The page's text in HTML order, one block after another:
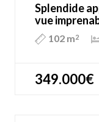
Splendide
vue
102 m2
349.000€